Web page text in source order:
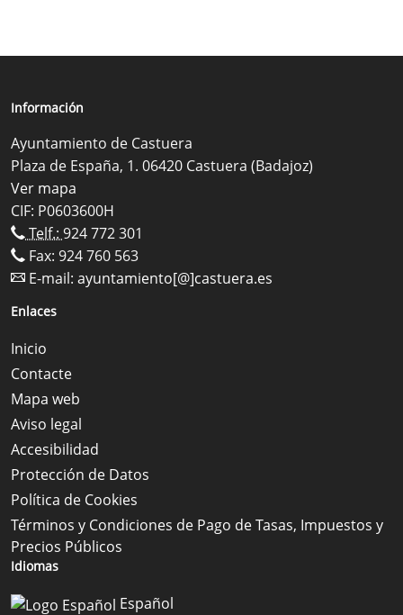
Información
Ayuntamiento de Castuera
Plaza de España, 1. 06420 Castuera (Badajoz)
Ver mapa
CIF: P0603600H
Telf.: 924 772 301
Fax: 924 760 563
E-mail: ayuntamiento[@]castuera.es
Enlaces
Inicio
Contacte
Mapa web
Aviso legal
Accesibilidad
Protección de Datos
Política de Cookies
Términos y Condiciones de Pago de Tasas, Impuestos y
Precios Públicos
Idiomas
Español